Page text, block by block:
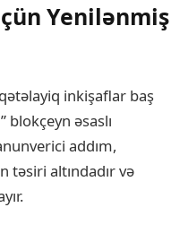
Yenilənmiş
inkişaflar baş
blokçeyn əsaslı
addım,
təsiri altındadır və